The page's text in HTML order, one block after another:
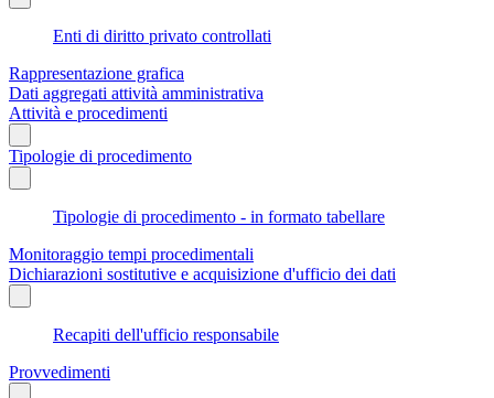
Enti di diritto privato controllati
Rappresentazione grafica
Dati aggregati attività amministrativa
Attività e procedimenti
Tipologie di procedimento
Tipologie di procedimento - in formato tabellare
Monitoraggio tempi procedimentali
Dichiarazioni sostitutive e acquisizione d'ufficio dei dati
Recapiti dell'ufficio responsabile
Provvedimenti